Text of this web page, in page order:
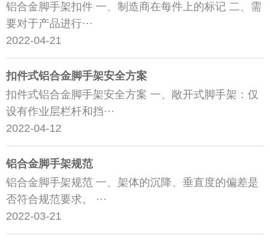
铝合金脚手架扣件 一、制造商在每件上的标记 二、需
要对于产品进行···
2022-04-21
扣件式铝合金脚手架安全方案
扣件式铝合金脚手架安全方案 一、敞开式脚手架：仅
设有作业层栏杆和挡···
2022-04-12
铝合金脚手架规范
铝合金脚手架规范 一、架体的沉降、垂直度的偏差是
否符合规范要求。 ···
2022-03-21